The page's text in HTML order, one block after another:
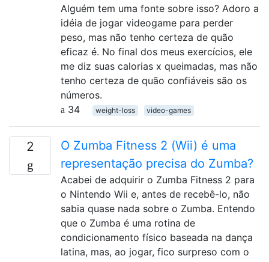
Alguém tem uma fonte sobre isso? Adoro a
idéia de jogar videogame para perder
peso, mas não tenho certeza de quão
eficaz é. No final dos meus exercícios, ele
me diz suas calorias x queimadas, mas não
tenho certeza de quão confiáveis ​​são os
números.
34
weight-loss video-games
2
O Zumba Fitness 2 (Wii) é uma
representação precisa do Zumba?
Acabei de adquirir o Zumba Fitness 2 para
o Nintendo Wii e, antes de recebê-lo, não
sabia quase nada sobre o Zumba. Entendo
que o Zumba é uma rotina de
condicionamento físico baseada na dança
latina, mas, ao jogar, fico surpreso com o